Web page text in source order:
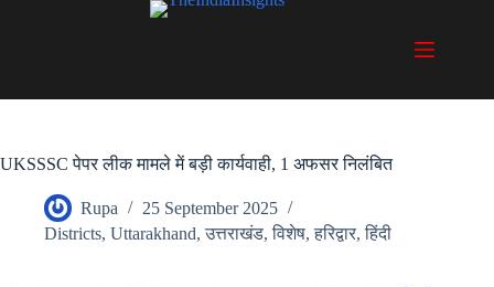
UKSSSC पेपर लीक मामले में बड़ी कार्यवाही, 1 अफसर निलंबित
Rupa
25 September 2025
Districts, Uttarakhand,उत्तराखंड,विशेष,हरिद्वार,हिंदी